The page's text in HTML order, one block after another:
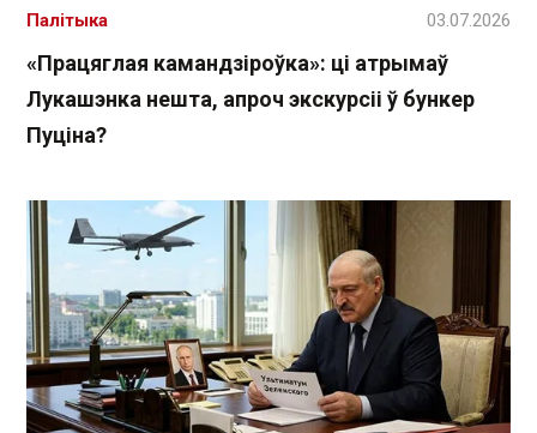
«Працяглая камандзіроўка»: ці атрымаў
Лукашэнка нешта, апроч экскурсіі ў бункер
Пуціна?
Палітыка 03.07.2026